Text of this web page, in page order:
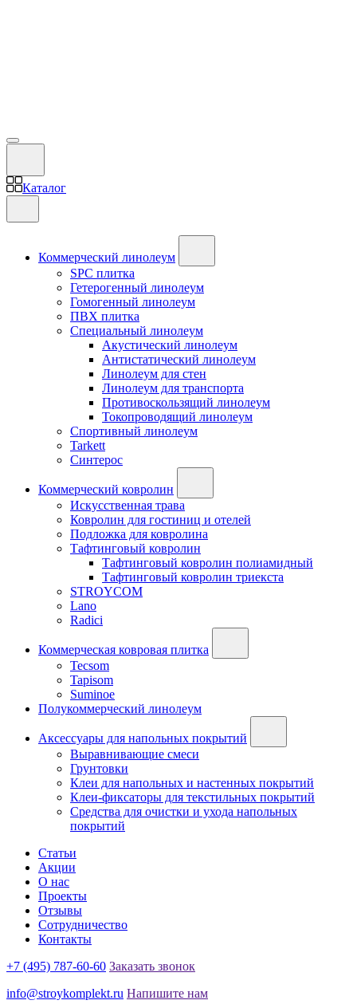
Каталог
Коммерческий линолеум
SPC плитка
Гетерогенный линолеум
Гомогенный линолеум
ПВХ плитка
Специальный линолеум
Акустический линолеум
Антистатический линолеум
Линолеум для стен
Линолеум для транспорта
Противоскользящий линолеум
Токопроводящий линолеум
Спортивный линолеум
Tarkett
Синтерос
Коммерческий ковролин
Искусственная трава
Ковролин для гостиниц и отелей
Подложка для ковролина
Тафтинговый ковролин
Тафтинговый ковролин полиамидный
Тафтинговый ковролин триекста
STROYCOM
Lano
Radici
Коммерческая ковровая плитка
Tecsom
Tapisom
Suminoe
Полукоммерческий линолеум
Аксессуары для напольных покрытий
Выравнивающие смеси
Грунтовки
Клеи для напольных и настенных покрытий
Клеи-фиксаторы для текстильных покрытий
Средства для очистки и ухода напольных
покрытий
Статьи
Акции
О нас
Проекты
Отзывы
Сотрудничество
Контакты
+7 (495) 787-60-60 Заказать звонок
info@stroykomplekt.ru Напишите нам